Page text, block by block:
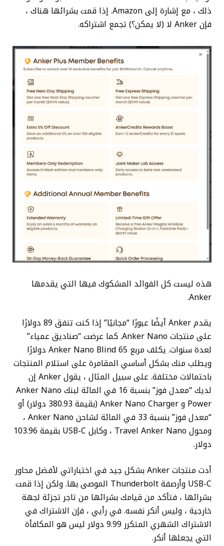
ذلك ، مع إشارة إلى Amazon. إذا قمت بشرائها هناك ،
فإن Anker لا (لا يمكن؟) تجمع اشتراكه.
هذه ليست كل الفوائد المشكوك فيها التي يقدمها
Anker.
يقدم Anker أيضًا عبورًا “مجانيًا” إذا كنت تنفق 89 دولارًا
على منتجات Anker Nano. كما عرضت “صناديق عمياء”
لعدة سنوات. يكلف مربع Anker Nano Blind 65 دولارًا
ويطلب منك بشكل أساسي المقامرة على استلام المنتجات
باحتمالات مختلفة. على سبيل المثال ، يقول Anker إن
لديك “معدل فوز” بنسبة 16 في المائة لبنك Anker Nano
Power و Anker Nano Charger (بقيمة 380.93 دولار) أو
“معدل فوز” بنسبة 33 في المائة لشاحن Anker Nano ،
ومحول Travel Anker Nano ، وكابل USB-C بقيمة 103.96
دولار.
أدت منتجات Anker بشكل جيد في اختباراتي لأفضل محاور
USB-C وأرصفة Thunderbolt الموصى بها. ولكن إذا قمت
بشرائها ، فتأكد من قيامك بشرائها من تاجر تجزئة لجهة
خارجية ، وليس أنكر نفسه. في رأيي ، فإن الاشتراك في
الاشتراك الشهري المتكرر 9.99 دولار ليس هو المكافأة
التي يجعلها أنكر.